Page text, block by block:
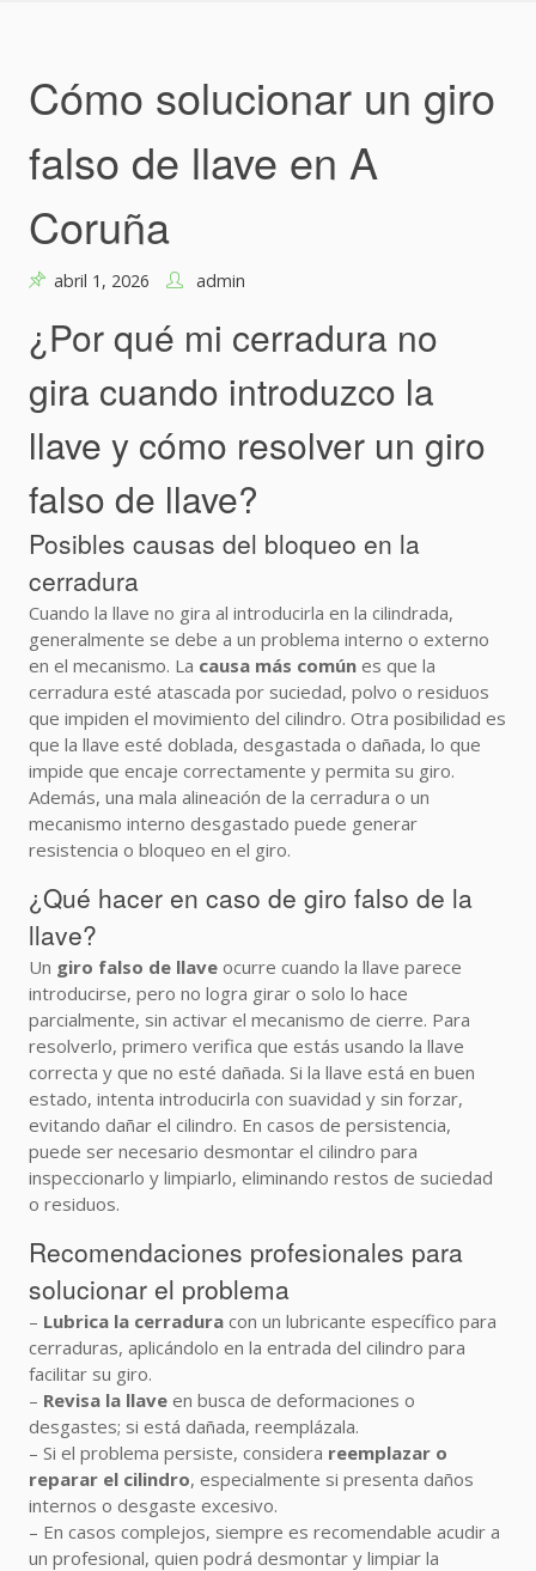
Cómo solucionar un giro
falso de llave en A
Coruña
abril 1, 2026 admin
¿Por qué mi cerradura no
gira cuando introduzco la
llave y cómo resolver un giro
falso de llave?
Posibles causas del bloqueo en la
cerradura
Cuando la llave no gira al introducirla en la cilindrada,
generalmente se debe a un problema interno o externo
en el mecanismo. La causa más común es que la
cerradura esté atascada por suciedad, polvo o residuos
que impiden el movimiento del cilindro. Otra posibilidad es
que la llave esté doblada, desgastada o dañada, lo que
impide que encaje correctamente y permita su giro.
Además, una mala alineación de la cerradura o un
mecanismo interno desgastado puede generar
resistencia o bloqueo en el giro.
¿Qué hacer en caso de giro falso de la
llave?
Un giro falso de llave ocurre cuando la llave parece
introducirse, pero no logra girar o solo lo hace
parcialmente, sin activar el mecanismo de cierre. Para
resolverlo, primero verifica que estás usando la llave
correcta y que no esté dañada. Si la llave está en buen
estado, intenta introducirla con suavidad y sin forzar,
evitando dañar el cilindro. En casos de persistencia,
puede ser necesario desmontar el cilindro para
inspeccionarlo y limpiarlo, eliminando restos de suciedad
o residuos.
Recomendaciones profesionales para
solucionar el problema
– Lubrica la cerradura con un lubricante específico para
cerraduras, aplicándolo en la entrada del cilindro para
facilitar su giro.
– Revisa la llave en busca de deformaciones o
desgastes; si está dañada, reemplázala.
– Si el problema persiste, considera reemplazar o
reparar el cilindro, especialmente si presenta daños
internos o desgaste excesivo.
– En casos complejos, siempre es recomendable acudir a
un profesional, quien podrá desmontar y limpiar la